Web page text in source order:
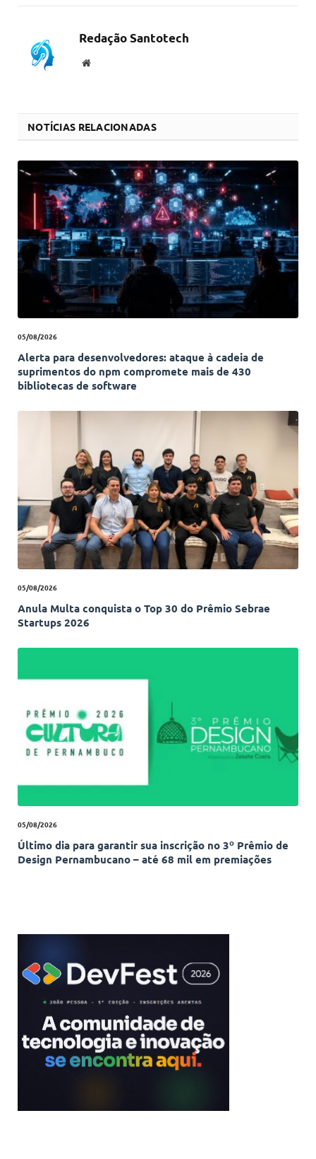
Redação Santotech
Website
NOTÍCIAS RELACIONADAS
05/08/2026
Alerta para desenvolvedores: ataque à cadeia de
suprimentos do npm compromete mais de 430
bibliotecas de software
05/08/2026
Anula Multa conquista o Top 30 do Prêmio Sebrae
Startups 2026
05/08/2026
Último dia para garantir sua inscrição no 3º Prêmio de
Design Pernambucano – até 68 mil em premiações